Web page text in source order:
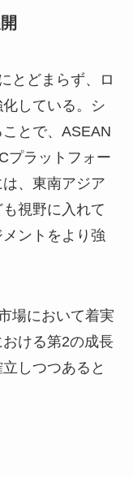
とどまらず、ロ
している。シ
とで、ASEAN
プラットフォー
、東南アジア
視野に入れて
ントをより強
場において着実
ける第2の成長
しつつあると